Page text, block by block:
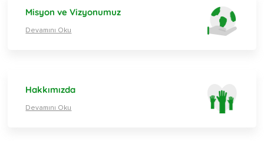
Misyon ve Vizyonumuz
Devamını Oku
Hakkımızda
Devamını Oku